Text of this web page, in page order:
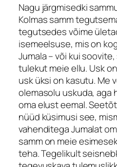
Nagu järgmisedki
Kolmas samm
tegutsedes võime
isemeelsuse, mis on
Jumala – või kui
tulekut meie ellu. Usk
usk üksi on kasutu. Me
olemasolu uskuda, aga
oma elust eemal.
nüüd küsimusi see,
vahenditega Jumalat
samm on meie
teha. Tegelikult